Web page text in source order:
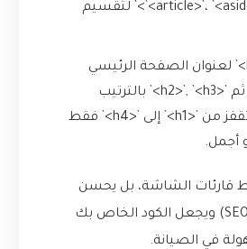
`<article>`، `<aside>`، `<footer>` لتقسيم
استخدم `<h1>` لعنوان الصفحة الرئيسي
(واحد فقط)، ثم `<h2>`, `<h3>` بالترتيب
المنطقي. لا تقفز من `<h1>` إلى `<h4>` فقط
أجمل.
قارئات الشاشة، بل يحسن
محركات البحث (SEO) ويجعل الكود الخاص بك
في الصيانة.